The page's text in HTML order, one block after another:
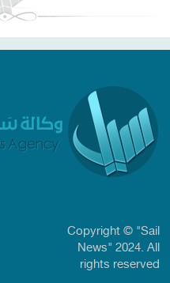
Copyright © "Sail
News" 2024. All
rights reserved